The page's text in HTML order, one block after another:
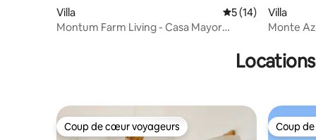
Villa Évaluation
5 (14)
Montum Farm Living - Casa Mayor
Villa
Monte
Coup de cœur voyageurs
Coup de cœur voyageurs Coup
Coup